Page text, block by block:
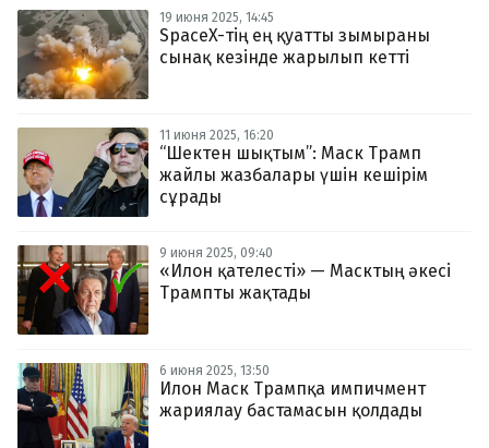
19 июня 2025, 14:45
SpaceX-тің ең қуатты зымыраны
сынақ кезінде жарылып кетті
11 июня 2025, 16:20
“Шектен шықтым”: Маск Трамп
жайлы жазбалары үшін кешірім
сұрады
9 июня 2025, 09:40
«Илон қателесті» — Масктың әкесі
Трампты жақтады
6 июня 2025, 13:50
Илон Маск Трампқа импичмент
жариялау бастамасын қолдады